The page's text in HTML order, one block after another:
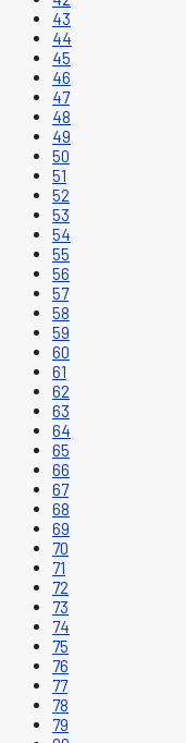
43
44
45
46
47
48
49
50
51
52
53
54
55
56
57
58
59
60
61
62
63
64
65
66
67
68
69
70
71
72
73
74
75
76
77
78
79